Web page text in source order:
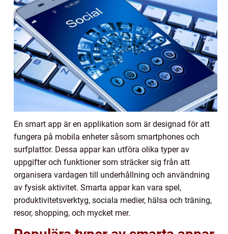
En smart app är en applikation som är designad för att
fungera på mobila enheter såsom smartphones och
surfplattor. Dessa appar kan utföra olika typer av
uppgifter och funktioner som sträcker sig från att
organisera vardagen till underhållning och användning
av fysisk aktivitet. Smarta appar kan vara spel,
produktivitetsverktyg, sociala medier, hälsa och träning,
resor, shopping, och mycket mer.